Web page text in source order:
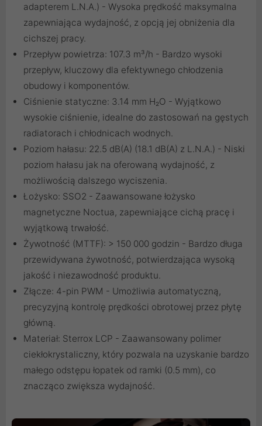
adapterem L.N.A.) - Wysoka prędkość maksymalna
zapewniająca wydajność, z opcją jej obniżenia dla
cichszej pracy.
Przepływ powietrza: 107.3 m³/h - Bardzo wysoki
przepływ, kluczowy dla efektywnego chłodzenia
obudowy i komponentów.
Ciśnienie statyczne: 3.14 mm H₂O - Wyjątkowo
wysokie ciśnienie, idealne do zastosowań na gęstych
radiatorach i chłodnicach wodnych.
Poziom hałasu: 22.5 dB(A) (18.1 dB(A) z L.N.A.) - Niski
poziom hałasu jak na oferowaną wydajność, z
możliwością dalszego wyciszenia.
Łożysko: SSO2 - Zaawansowane łożysko
magnetyczne Noctua, zapewniające cichą pracę i
wyjątkową trwałość.
Żywotność (MTTF): > 150 000 godzin - Bardzo długa
przewidywana żywotność, potwierdzająca wysoką
jakość i niezawodność produktu.
Złącze: 4-pin PWM - Umożliwia automatyczną,
precyzyjną kontrolę prędkości obrotowej przez płytę
główną.
Materiał: Sterrox LCP - Zaawansowany polimer
ciekłokrystaliczny, który pozwala na uzyskanie bardzo
małego odstępu łopatek od ramki (0.5 mm), co
znacząco zwiększa wydajność.